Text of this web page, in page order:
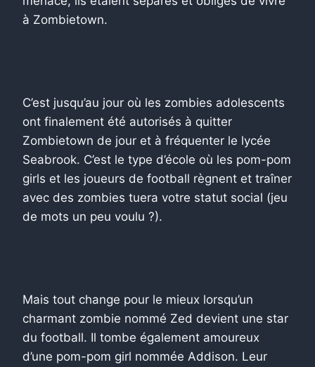
à Zombietown.
C’est jusqu’au jour où les zombies adolescents
ont finalement été autorisés à quitter
Zombietown de jour et à fréquenter le lycée
Seabrook. C’est le type d’école où les pom-pom
girls et les joueurs de football règnent et traîner
avec des zombies tuera votre statut social (jeu
de mots un peu voulu ?).
Mais tout change pour le mieux lorsqu’un
charmant zombie nommé Zed devient une star
du football. Il tombe également amoureux
d’une pom-pom girl nommée Addison. Leur